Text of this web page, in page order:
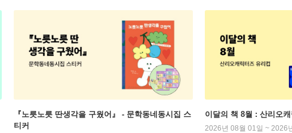
『노릇노릇 딴생각을 구웠어』 - 문학동네동시집 스
티커
이달의 책 8월 : 산리오
2026년 08월 01일 ~ 2026